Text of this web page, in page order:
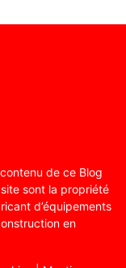
de ce Blog
sont la propriété
d’équipements
en